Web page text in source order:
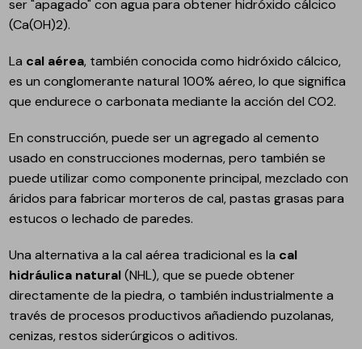
ser "apagado" con agua para obtener hidróxido cálcico
(Ca(OH)2).
La cal aérea, también conocida como hidróxido cálcico,
es un conglomerante natural 100% aéreo, lo que significa
que endurece o carbonata mediante la acción del CO2.
En construcción, puede ser un agregado al cemento
usado en construcciones modernas, pero también se
puede utilizar como componente principal, mezclado con
áridos para fabricar morteros de cal, pastas grasas para
estucos o lechado de paredes.
Una alternativa a la cal aérea tradicional es la cal
hidráulica natural(NHL), que se puede obtener
directamente de la piedra, o también industrialmente a
través de procesos productivos añadiendo puzolanas,
cenizas, restos siderúrgicos o aditivos.